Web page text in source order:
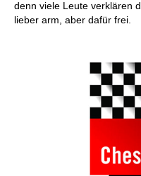
denn viele Leute verklären
lieber arm, aber dafür frei.